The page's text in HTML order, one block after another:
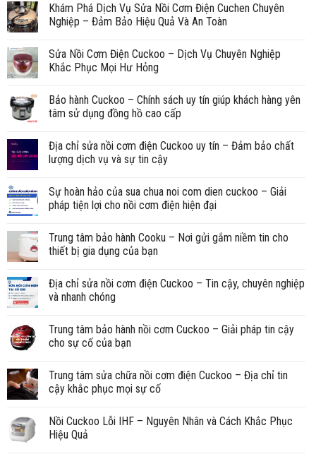
Khám Phá Dịch Vụ Sửa Nồi Cơm Điện Cuchen Chuyên
Nghiệp – Đảm Bảo Hiệu Quả Và An Toàn
Sửa Nồi Cơm Điện Cuckoo – Dịch Vụ Chuyên Nghiệp
Khắc Phục Mọi Hư Hỏng
Bảo hành Cuckoo – Chính sách uy tín giúp khách hàng yên
tâm sử dụng đồng hồ cao cấp
Địa chỉ sửa nồi cơm điện Cuckoo uy tín – Đảm bảo chất
lượng dịch vụ và sự tin cậy
Sự hoàn hảo của sua chua noi com dien cuckoo – Giải
pháp tiện lợi cho nồi cơm điện hiện đại
Trung tâm bảo hành Cooku – Nơi gửi gắm niềm tin cho
thiết bị gia dụng của bạn
Địa chỉ sửa nồi cơm điện Cuckoo – Tin cậy, chuyên nghiệp
và nhanh chóng
Trung tâm bảo hành nồi cơm Cuckoo – Giải pháp tin cậy
cho sự cố của bạn
Trung tâm sửa chữa nồi cơm điện Cuckoo – Địa chỉ tin
cậy khắc phục mọi sự cố
Nồi Cuckoo Lỗi IHF – Nguyên Nhân và Cách Khắc Phục
Hiệu Quả